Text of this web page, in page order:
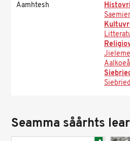
Aamhtesh
Seamma såårhts